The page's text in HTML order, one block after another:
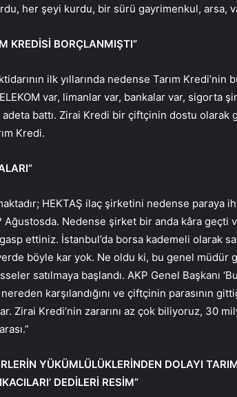
her şeyi kurdu, bir sürü gayrimenkul, arsa,
KREDİSİ BORÇLANMIŞTI”
ilk yıllarında nedense Tarım Kredi’nin
var, limanlar var, bankalar var, sigorta
adeta battı. Zirai Kredi bir çiftçinin dostu olarak
Kredi.
HEKTAŞ ilaç şirketini nedense paraya
Ağustosda. Nedense şirket bir anda kâra geçti
ettiniz. İstanbul’da borsa kademeli olarak
böyle kar yok. Ne oldu ki, bu genel müdür
satılmaya başlandı. AKP Genel Başkanı ‘Bu
nereden karşılandığını ve çiftçinin parasının
Zirai Kredi’nin zararını az çok biliyoruz, 30
YÜKÜMLÜLÜKLERİNDEN DOLAYI
DEDİLERİ RESİM”